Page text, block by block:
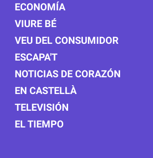
ECONOMÍA
VIURE BÉ
VEU DEL CONSUMIDOR
ESCAPA'T
NOTICIAS DE CORAZÓN
EN CASTELLÀ
TELEVISIÓN
EL TIEMPO